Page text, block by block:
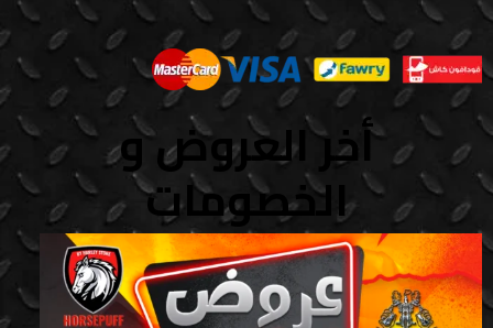
أخر العروض و
الخصومات